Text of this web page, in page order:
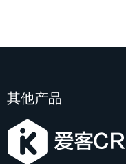
其他产品